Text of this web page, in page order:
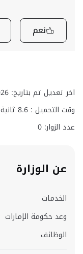
نعم
اخر تعديل تم بتاريخ: 08/06/2026 01:28 م
وقت التحميل : 8.6 ثانية
عدد الزوار: 0
عن الوزارة
الخدمات
وعد حكومة الإمارات
الوظائف